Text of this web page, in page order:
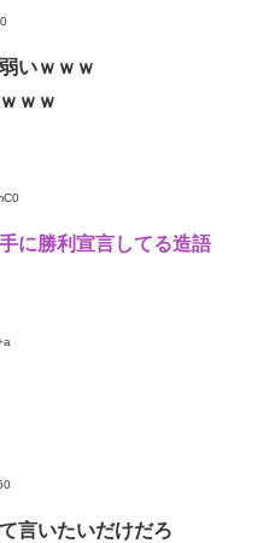
いｗｗｗ
ｗｗ
に勝利宣言してる造語
言いたいだけだろ